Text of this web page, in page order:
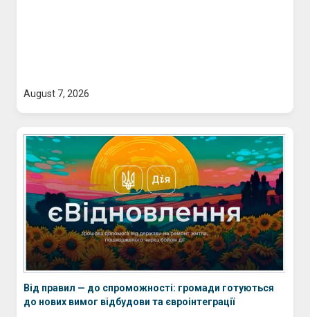
August 7, 2026
Від правил — до спроможності: громади готуються
до нових вимог відбудови та євроінтеграції